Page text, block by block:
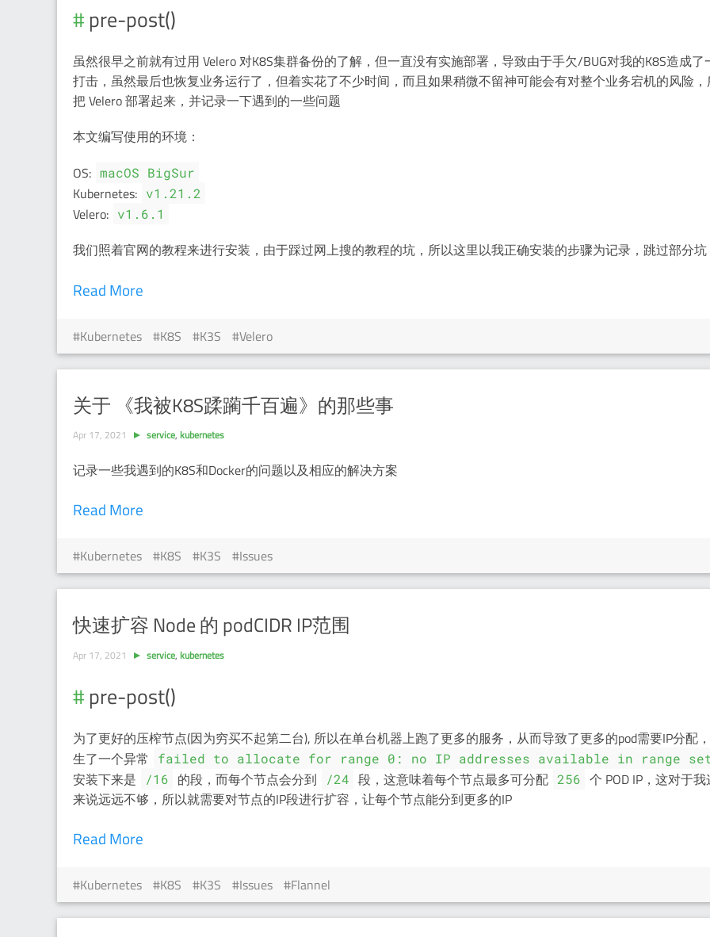
pre-post()
虽然很早之前就有过用 Velero 对K8S集群备份的了解，但一直没有实施部署，导致由于手欠/BUG对我的K8S造成
打击，虽然最后也恢复业务运行了，但着实花了不少时间，而且如果稍微不留神可能会有对整个业务宕机的风险
把 Velero 部署起来，并记录一下遇到的一些问题
本文编写使用的环境：
OS: macOS BigSur
Kubernetes: v1.21.2
Velero: v1.6.1
我们照着官网的教程来进行安装，由于踩过网上搜的教程的坑，所以这里以我正确安装的步骤为记录，跳过部分坑
Read More
Kubernetes K8S K3S Velero
关于 《我被K8S蹂躏千百遍》的那些事
Apr 17, 2021 service, kubernetes
记录一些我遇到的K8S和Docker的问题以及相应的解决方案
Read More
Kubernetes K8S K3S Issues
快速扩容 Node 的 podCIDR IP范围
Apr 17, 2021 service, kubernetes
pre-post()
为了更好的压榨节点(因为穷买不起第二台), 所以在单台机器上跑了更多的服务，从而导致了更多的pod需要IP分配
生了一个异常
failed to allocate for range 0: no IP addresses available in range
安装下来是 /16 的段，而每个节点会分到 /24 段，这意味着每个节点最多可分配 256 个 POD IP，这对于
来说远远不够，所以就需要对节点的IP段进行扩容，让每个节点能分到更多的IP
Read More
Kubernetes K8S K3S Issues Flannel